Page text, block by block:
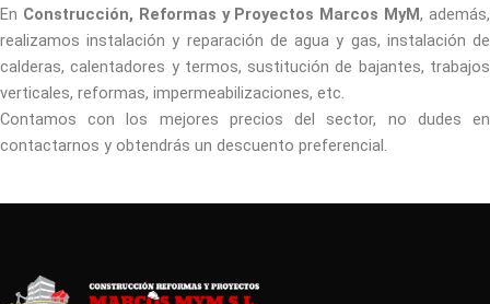
En Construcción, Reformas y Proyectos Marcos MyM, además,
realizamos instalación y reparación de agua y gas, instalación de
calderas, calentadores y termos, sustitución de bajantes, trabajos
verticales, reformas, impermeabilizaciones, etc.
Contamos con los mejores precios del sector, no dudes en
contactarnos y obtendrás un descuento preferencial.